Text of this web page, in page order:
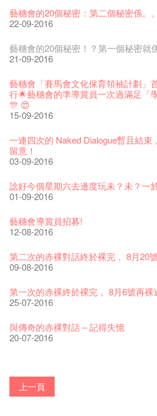
30-12-2024
28-12-2023
04-07-2023
The Vault Cafe is now OPEN! Feste x
Collaboration
藝穗好物
09-06-2022
藝穗會40週年展覽 — 回憶及藝術作
13-01-2022
古宅裏的下午茶
14-12-2021
古宅裡的下午茶 - 初沖
09-07-2021
奶庫推出日式午餐
05-03-2021
06-08-2020
03-08-2020
22-07-2020
玉露篇 ——【京都直送宇治茶 ✈ 數量
上落單】
煎茶篇 ——【京都直送宇治茶✈數量
落單】
演出期間須佩戴口罩
4月21日(星期二)重新開放
暫時關閉作深層清潔和靜修
我們的辣椒小故事 Part 2
28-01-2020
24-01-2020
24-12-2019
爵士樂教材套
30-11-2019
WANTED!
17-09-2019
13-08-2019
那位女士走了
走向自由
15-04-2019
11-04-2019
09-04-2019
爵士時代II 大派對：塵世樂園
01-04-2019
藝穗會 x 香港法國文化協會
25-03-2019
This Side of Paradise 爵士大派對@藝
11-03-2019
還未太遲
13-02-2019
新年快樂 | 農曆新年開放時間
04-02-2019
青菜沙律 - 也斯
23-01-2019
18-12-2018
04-09-2018
24-08-2018
爵士時代大派對@藝穗會
21-08-2018
JAZZ AGE Party - Blind Bird Discount!
07-08-2018
Wanted! Full time or Part time
03-05-2018
【藝穗五月·Fringe May】
24-04-2018
WANTED - 項目統籌
12-04-2018
Pop-up Symphonic Artbar
02-04-2018
20-03-2018
19-03-2018
02-03-2018
the Fringe Club Gallery is now
of March 29 – 31, 2018.
煥然一新的藝穗會，大家快來參觀啦！
21-02-2018
【招募!】藝穗會導賞員
12-01-2018
《她和他的時間之流》- 現場篇
26-11-2017
觀賞《她和他的時間之流》注意事項
24-11-2017
Wanted! Full time or Part time
02-11-2017
🎃萬聖節 · 藝穗會 · 有啲野
26-10-2017
WE ARE RECRUITING!
19-10-2017
Fringe Venue for Hire
29-09-2017
招聘
21-09-2017
01-09-2017
威。」
22-08-2017
【當昌哥架生房碰上藝穗會】
16-08-2017
藝穗會—借來的時間 - Metropop
14-08-2017
Notice: *MICFR tonight at 7pm*
23-07-2017
Photo credit: John Fung
14-07-2017
Susie Youssef是一個諧星、演員、劇
通過那些極具創造力和特色的喜劇演
人的美好世界，你會不由自主地愛上
02-06-2017
Colette's Artbar happy hour drinks from
17-05-2017
10-04-2017
01-04-2017
21-03-2017
07-03-2017
another hour, but this hour." Walt
21-02-2017
注意: 設於藝穗會之快達票售票處將於
束營運
28-12-2016
【藝穗會的聖誕禮"密"】#2 前世的秘
16-12-2016
全新會藉組合 - 更精彩的藝術文化生
13-12-2016
08-12-2016
【藝穗會的20個秘密】#20
🕵【有獎問答遊戲】又黎喇！
【藝穗會的20個秘密】#19 主廚Joe的
【藝穗會的20個秘密】 #18 素食午餐
藝穗會的20個秘密】#17 有幾多級樓梯
【藝穗會的20個秘密】#15 靠窗外路
11-11-2016
【藝穗會的20個秘密】#14 第一位看
10-11-2016
【藝穗會的20個秘密】 #13 也斯的詩
04-11-2016
【藝穗會的20個秘密】#12 紮根在藝
Japan x Hong Kong: Ring-A-Ring-O'
01-11-2016
👻 Halloween Special 🎃【藝穗會的20
鬼故
👻 Halloween Special【藝穗會的20個
27-10-2016
廊？
24-10-2016
有關演出取消
21-10-2016
10月15日嘅Fringe Tour反應非常踴躍
【藝穗會的20個秘密】 #07 舊牛奶公
【藝穗會的20個秘密】#06 登登登登
戲答案揭曉啦！
12-10-2016
👏🏻Fringe Tour正式開始啦！🎈
11-10-2016
07-10-2016
05-10-2016
03-10-2016
30-09-2016
28-09-2016
藝穗會的20個秘密：第二個秘密係。
22-09-2016
藝穗會的20個秘密！？第一個秘密就
21-09-2016
藝穗會「賽馬會文化保育領袖計劃」
行🌟藝穗會的準導賞員一次過滿足「
🎊 😍
15-09-2016
一連四次的 Naked Dialogue暫且結束
留意！
03-09-2016
諗好今個星期六去邊度玩未？未？一
01-09-2016
藝穗會導賞員招募!
12-08-2016
第二次的赤裸對話終於裸完， 8月20
09-08-2016
第一次的赤裸終於裸完， 8月6號再裸
25-07-2016
與傳奇的赤裸對話 – 記得失憶
20-07-2016
08-07-2016
22-02-2016
27-11-2015
18-05-2015
11-03-2015
藝穗會—星期日的好去處!
03-02-2015
新年新景象:D
06-01-2015
與冰冰、Benny一起品嚐咖啡！
10-12-2014
冰​窖之Pasta再次登場！
24-11-2014
藝術家沙龍 — 洪志侖 (韓國)
29-10-2014
攝影廊變身Colette's Bar 12:00-00:00
17-02-2014
上一頁